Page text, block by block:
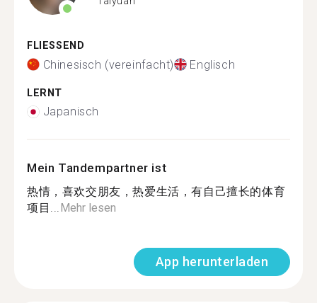
FLIESSEND
Chinesisch (vereinfacht) Englisch
LERNT
Japanisch
Mein Tandempartner ist
热情，喜欢交朋友，热爱生活，有自己擅长的体育
项目...Mehr lesen
App herunterladen